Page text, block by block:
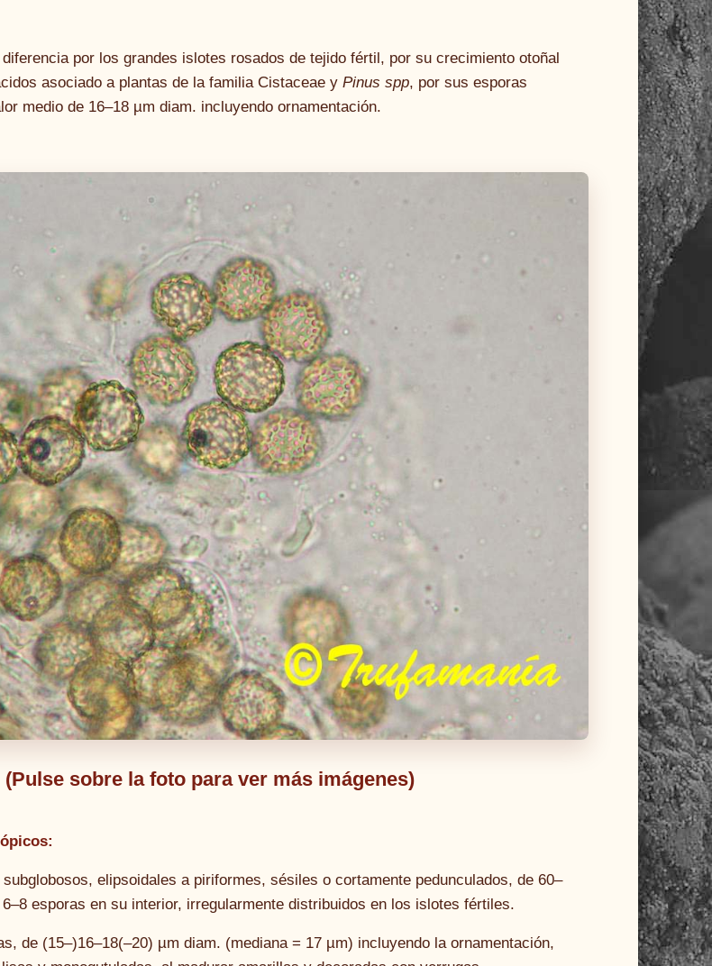
por los grandes islotes rosados de tejido fértil, por su crecimiento otoñal
asociado a plantas de la familia Cistaceae y Pinus spp, por sus esporas
medio de 16–18 µm diam. incluyendo ornamentación.
(Pulse sobre la foto para ver más imágenes)
elipsoidales a piriformes, sésiles o cortamente pedunculados, de 60–
esporas en su interior, irregularmente distribuidos en los islotes fértiles.
de (15–)16–18(–20) µm diam. (mediana = 17 µm) incluyendo la ornamentación,